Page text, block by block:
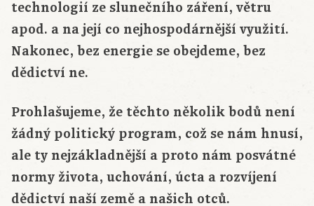
technologií ze slunečního záření, větru
apod. a na její co nejhospodárnější využití.
Nakonec, bez energie se obejdeme, bez
dědictví ne.
Prohlašujeme, že těchto několik bodů není
žádný politický program, což se nám hnusí,
ale ty nejzákladnější a proto nám posvátné
normy života, uchování, úcta a rozvíjení
dědictví naší země a našich otců.